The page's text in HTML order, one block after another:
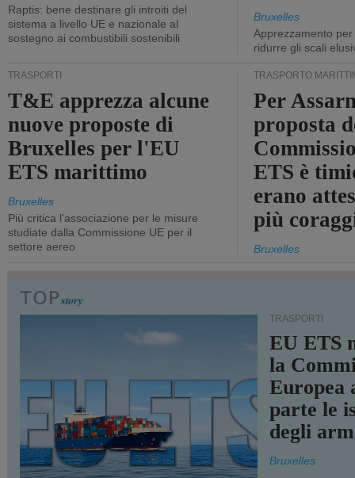
Raptis: bene destinare gli introiti del
sistema a livello UE e nazionale al
sostegno ai combustibili sostenibili
Bruxelles
Apprezzamento
ridurre gli scali
TRASPORTI
T&E apprezza alcune
nuove proposte di
Bruxelles per l'EU
ETS marittimo
Bruxelles
Più critica l'associazione per le misure
studiate dalla Commissione UE per il
settore aereo
TRASPORTO
Per
proposta
ETS è
erano
più
Bruxelles
TRASPORTI
EU ETS
la
Europea
parte le
degli
Bruxelles